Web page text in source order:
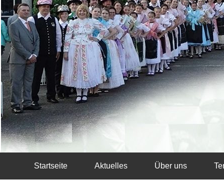
Startseite Aktuelles Über uns